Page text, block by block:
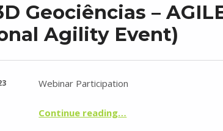
Geociências –
Agility Event)
Webinar Participation
Continue reading“TopoRigor 3D Geociências – AGILE (Evento Agilidade Organizacional)”
…